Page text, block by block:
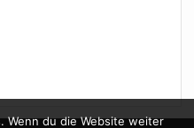
Wenn du die Website weiter